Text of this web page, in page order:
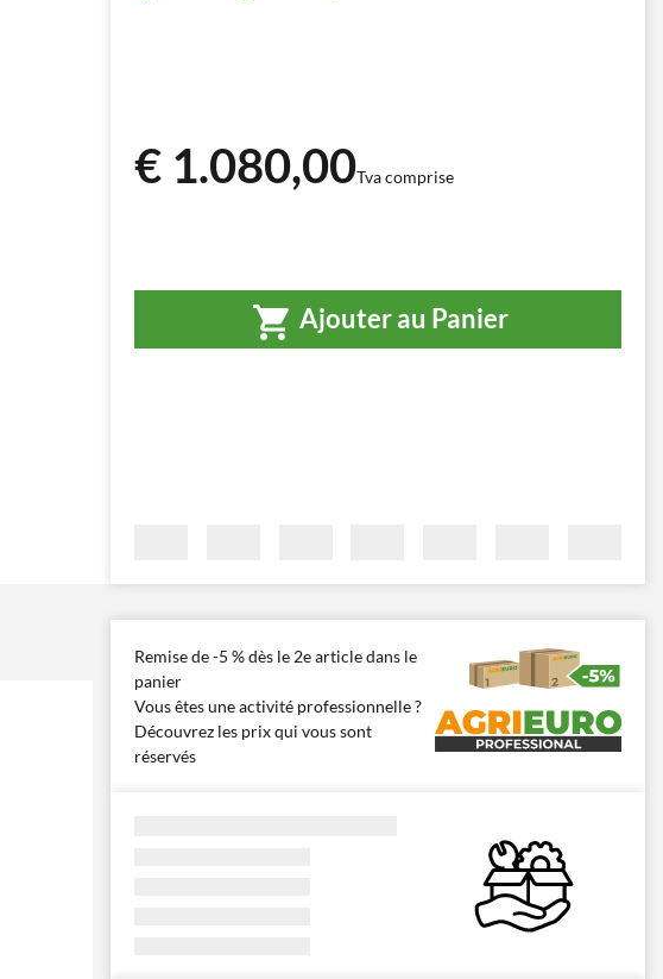
€ 1.080,00Tva comprise
Ajouter au Panier
Remise de -5 % dès le 2e article dans le
panier
Vous êtes une activité professionnelle ?
Découvrez les prix qui vous sont
réservés